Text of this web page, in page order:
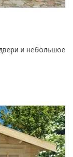
и небольшое